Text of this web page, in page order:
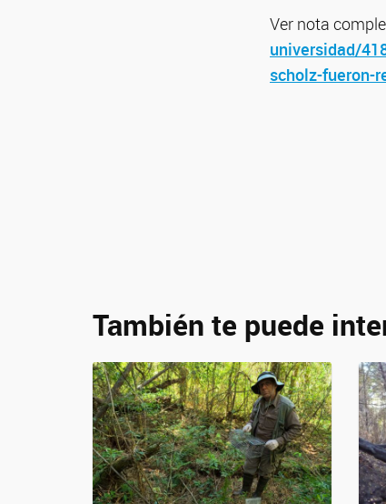
Ver nota
universidad/
scholz-fueron-
También te puede